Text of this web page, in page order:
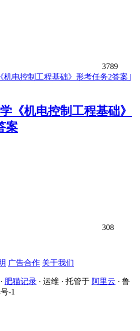
3789
《机电控制工程基础》
案
308
广告合作 关于我们
肥猫记录 · 运维 · 托管于 阿里云 · 鲁
-1